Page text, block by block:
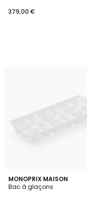
379,00 €
MONOPRIX MAISON
Bac à glaçons
5
/